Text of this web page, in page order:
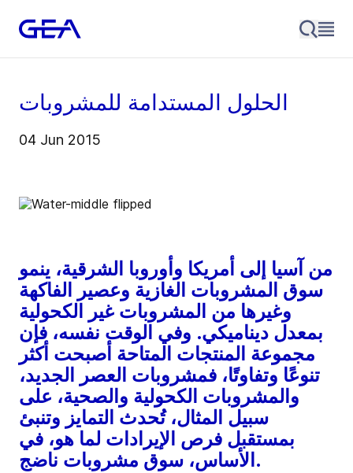
الحلول المستدامة للمشروبات
04 Jun 2015
من آسيا إلى أمريكا وأوروبا الشرقية، ينمو
سوق المشروبات الغازية وعصير الفاكهة
وغيرها من المشروبات غير الكحولية
بمعدل ديناميكي. وفي الوقت نفسه، فإن
مجموعة المنتجات المتاحة أصبحت أكثر
تنوعًا وتفاوتًا، فمشروبات العصر الجديد،
والمشروبات الكحولية والصحية، على
سبيل المثال، تُحدث التمايز وتنبئ
بمستقبل فرص الإيرادات لما هو، في
الأساس، سوق مشروبات ناضج.